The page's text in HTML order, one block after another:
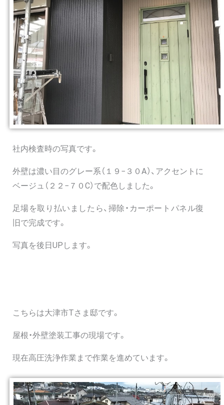
社内検査時の写真です。
外壁は濃い目のグレー系（１９−３０A）、アクセントに
ベージュ（２２−７０C）で配色しました。
足場を取り払いましたら、掃除・カーポートパネル復
旧で完成です。
写真を後日UPします。
こちらは大津市Tさま邸です。
屋根・外壁塗装工事の現場です。
現在高圧洗浄作業まで作業を進めています。